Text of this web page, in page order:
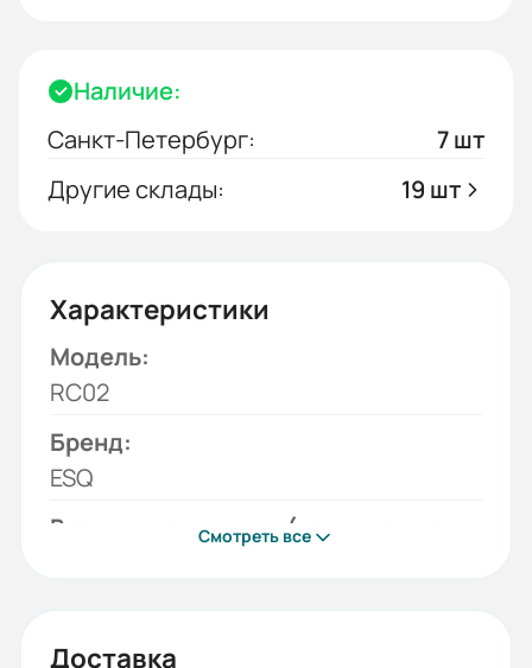
Наличие:
Санкт-Петербург:
7 шт
Другие склады:
19 шт
Характеристики
Модель:
RC02
Бренд:
ESQ
Вариант крепления (исполнение
Монтажное положение:
Смотреть все
Доставка